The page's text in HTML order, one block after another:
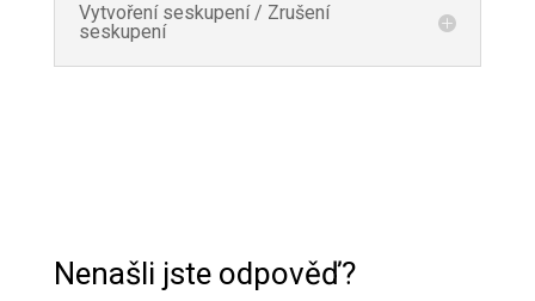
Vytvoření seskupení / Zrušení
seskupení
Nenašli jste odpověď?